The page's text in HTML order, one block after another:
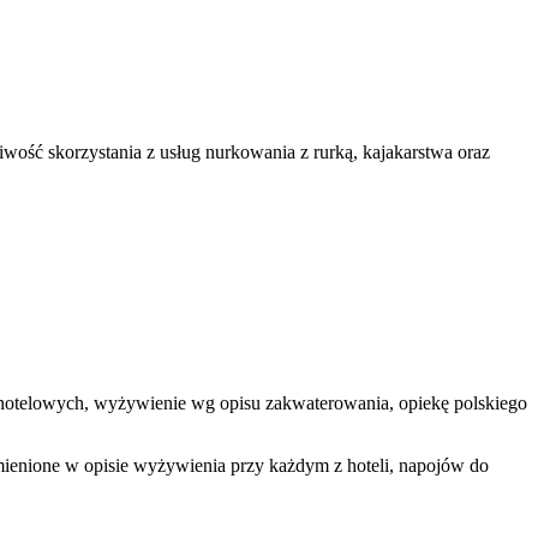
skorzystania z usług nurkowania z rurką, kajakarstwa oraz
wyżywienie wg opisu zakwaterowania, opiekę polskiego
w opisie wyżywienia przy każdym z hoteli, napojów do